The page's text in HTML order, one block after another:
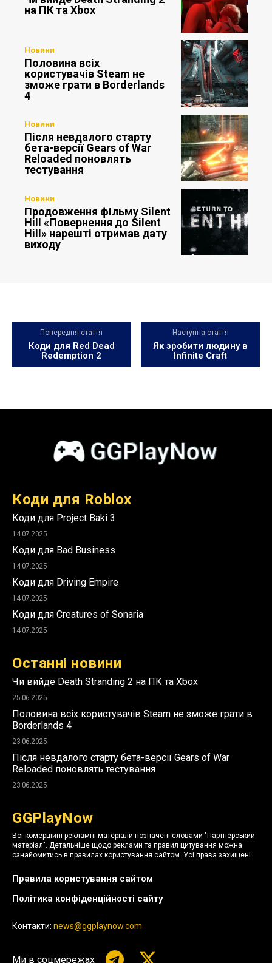
на ПК та Xbox
Новини
Половина всіх
користувачів Steam не
зможе грати в Borderlands
4
Новини
Після невдалого старту
бета-версії Gears of War
Reloaded поновлять
тестування
Новини
Продовження фільму Silent
Hill «Повернення до Silent
Hill» нарешті отримав дату
виходу
Попередня стаття
Коди для Red Dead
Redemption 2
Наступна стаття
Як зробити людину в
Infinite Craft
Коди для Roblox
Коди для Project Baki 3
14.07.2025
Коди для Bad Business
14.07.2025
Коди для Driving Empire
14.07.2025
Коди для Creatures of Sonaria
14.07.2025
Останні новини
Чи вийде Death Stranding 2 на ПК та Xbox
25.06.2025
Половина всіх користувачів Steam не зможе грати в
Borderlands 4
23.06.2025
Після невдалого старту бета-версії Gears of War
Reloaded поновлять тестування
23.06.2025
GGPlayNow
Всі комерційні рекламні матеріали позначені словами "Партнерський
матеріал". Детальніше щодо реклами та правил цитування можна
ознайомитись в правилах користування сайтом. Усі права захищені.
Правила користування сайтом
Політика конфіденційності сайту
Контакти: news@ggplaynow.com
Ми в соцмережах